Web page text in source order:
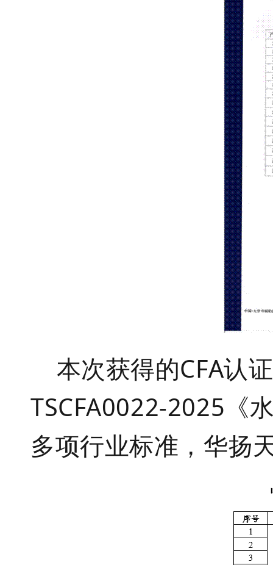
本次获得的CFA认
TSCFA0022-2025 《
多项行业标准，华扬